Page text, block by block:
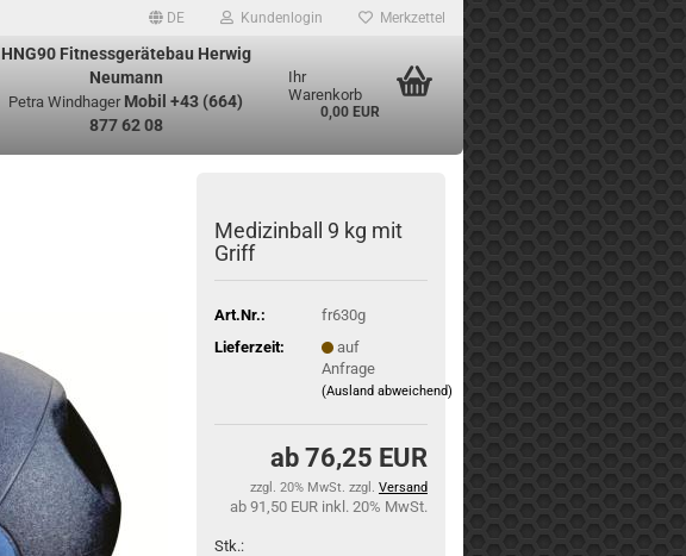
DE Kundenlogin Merkzettel
HNG90Fitnessgerätebau Herwig
Neumann
Petra Windhager Mobil +43 (664)
877 62 08
Ihr
Warenkorb
0,00 EUR
Medizinball 9 kg mit
Griff
Art.Nr.:
fr630g
Lieferzeit:
auf
Anfrage
(Ausland abweichend)
76,25 EUR
zzgl. 20% MwSt. zzgl. Versand
91,50 EUR inkl. 20% MwSt.
Stk.: